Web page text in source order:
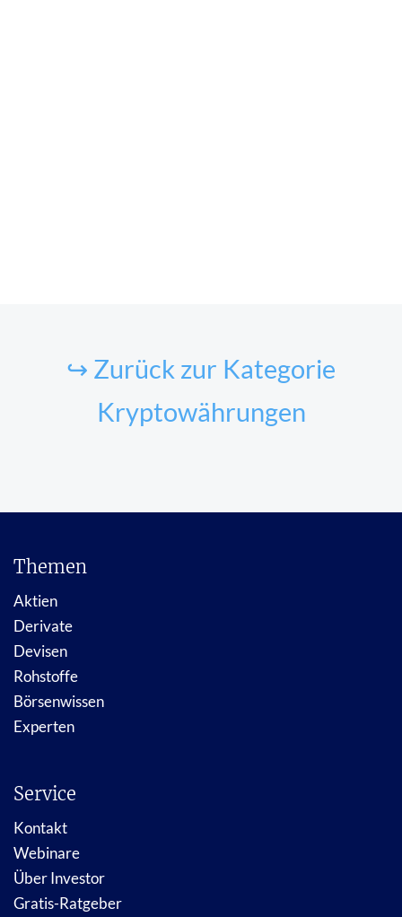
↪ Zurück zur Kategorie
Kryptowährungen
Themen
Aktien
Derivate
Devisen
Rohstoffe
Börsenwissen
Experten
Service
Kontakt
Webinare
Über Investor
Gratis-Ratgeber